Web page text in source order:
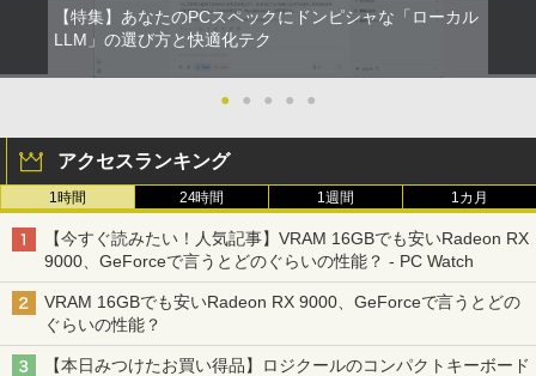
【特集】あなたのPCスペックにドンピシャな「ローカル
LLM」の選び方と快適化テク
● ● ● ● ●
アクセスランキング
1時間 24時間 1週間 1カ月
【今すぐ読みたい！人気記事】VRAM 16GBでも安いRadeon RX
9000、GeForceで言うとどのぐらいの性能？ - PC Watch
VRAM 16GBでも安いRadeon RX 9000、GeForceで言うとどの
ぐらいの性能？
【本日みつけたお買い得品】ロジクールのコンパクトキーボード